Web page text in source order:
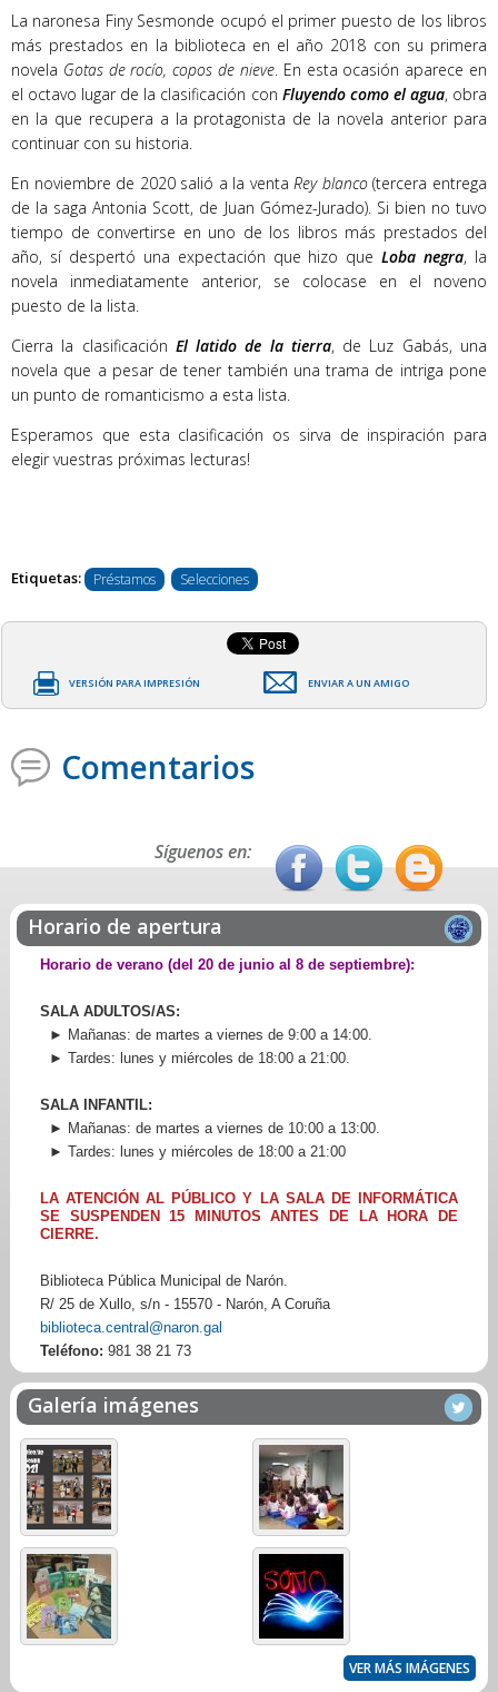
La naronesa Finy Sesmonde ocupó el primer puesto de los libros
más prestados en la biblioteca en el año 2018 con su primera
novela Gotas de rocío, copos de nieve. En esta ocasión aparece en
el octavo lugar de la clasificación con Fluyendo como el agua, obra
en la que recupera a la protagonista de la novela anterior para
continuar con su historia.
En noviembre de 2020 salió a la ventaRey blanco(tercera entrega
de la saga Antonia Scott, de Juan Gómez-Jurado). Si bien no tuvo
tiempo de convertirse en uno de los libros más prestados del
año, sí despertó una expectación que hizo queLoba negra, la
novela inmediatamente anterior, se colocase en el noveno
puesto de la lista.
Cierra la clasificación El latido de la tierra, de Luz Gabás, una
novela que a pesar de tener también una trama de intriga pone
un punto de romanticismo a esta lista.
Esperamos que esta clasificación os sirva de inspiración para
elegir vuestras próximas lecturas!
Etiquetas: Préstamos Selecciones
VERSIÓN PARA IMPRESIÓN ENVIAR A UN AMIGO
Comentarios
Síguenos en:
Horario de apertura
Horario de verano (del 20 de junio al 8 de septiembre):
SALA ADULTOS/AS:
► Mañanas: de martes a viernes de 9:00 a 14:00.
► Tardes: lunes y miércoles de 18:00 a 21:00.
SALA INFANTIL:
► Mañanas: de martes a viernes de 10:00 a 13:00.
► Tardes: lunes y miércoles de 18:00 a 21:00
LA ATENCIÓN AL PÚBLICO Y LA SALA DE INFORMÁTICA
SE SUSPENDEN 15 MINUTOS ANTES DE LA HORA DE
CIERRE.
Biblioteca Pública Municipal de Narón.
R/ 25 de Xullo, s/n - 15570 - Narón, A Coruña
biblioteca.central@naron.gal
Teléfono: 981 38 21 73
Galería imágenes
VER MÁS IMÁGENES